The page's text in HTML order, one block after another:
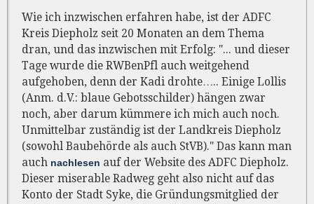
Wie ich inzwischen erfahren habe, ist der ADFC
Kreis Diepholz seit 20 Monaten an dem Thema
dran, und das inzwischen mit Erfolg: "... und dieser
Tage wurde die RWBenPfl auch weitgehend
aufgehoben, denn der Kadi drohte….. Einige Lollis
(Anm. d.V.: blaue Gebotsschilder) hängen zwar
noch, aber darum kümmere ich mich auch noch.
Unmittelbar zuständig ist der Landkreis Diepholz
(sowohl Baubehörde als auch StVB)." Das kann man
auch nachlesen auf der Website des ADFC Diepholz.
Dieser miserable Radweg geht also nicht auf das
Konto der Stadt Syke, die Gründungsmitglied der